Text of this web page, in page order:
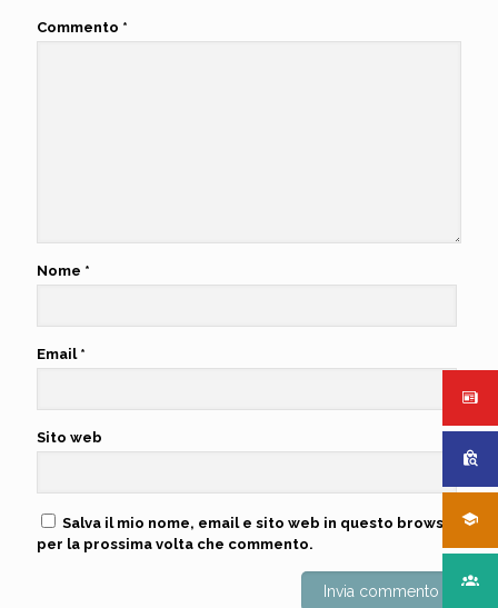
Commento *
Nome *
Email *
Sito web
Salva il mio nome, email e sito web in questo browser
per la prossima volta che commento.